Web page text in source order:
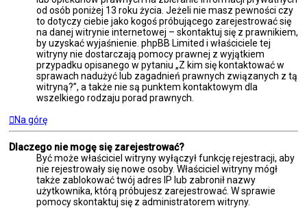
od osób poniżej 13 roku życia. Jeżeli nie masz pewności czy
to dotyczy ciebie jako kogoś próbującego zarejestrować się
na danej witrynie internetowej – skontaktuj się z prawnikiem,
by uzyskać wyjaśnienie. phpBB Limited i właściciele tej
witryny nie dostarczają pomocy prawnej z wyjątkiem
przypadku opisanego w pytaniu „Z kim się kontaktować w
sprawach nadużyć lub zagadnień prawnych związanych z tą
witryną?”, a także nie są punktem kontaktowym dla
wszelkiego rodzaju porad prawnych.
Na górę
Dlaczego nie mogę się zarejestrować?
Być może właściciel witryny wyłączył funkcję rejestracji, aby
nie rejestrowały się nowe osoby. Właściciel witryny mógł
także zablokować twój adres IP lub zabronił nazwy
użytkownika, którą próbujesz zarejestrować. W sprawie
pomocy skontaktuj się z administratorem witryny.